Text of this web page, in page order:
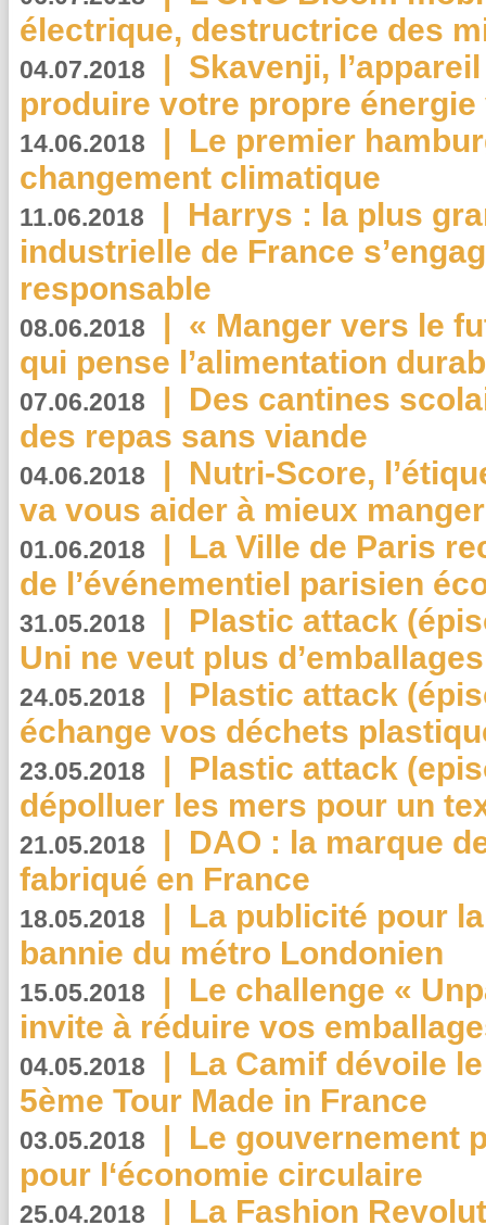
électrique, destructrice des
04.07.2018 | Skavenji,
produire votre propre
14.06.2018 | Le premier
changement climatique
11.06.2018 | Harrys : la plus
industrielle de France
responsable
08.06.2018 | « Manger vers le
qui pense l’alimentation
07.06.2018 | Des cantines
des repas sans viande
04.06.2018 | Nutri-Score,
va vous aider à mieux
01.06.2018 | La Ville de Paris
de l’événementiel parisien
31.05.2018 | Plastic attack
Uni ne veut plus
24.05.2018 | Plastic attack
échange vos déchets
23.05.2018 | Plastic attack
dépolluer les mers pour un
21.05.2018 | DAO : la marque
fabriqué en France
18.05.2018 | La publicité pour
bannie du métro Londonien
15.05.2018 | Le challenge «
invite à réduire vos
04.05.2018 | La Camif dévoile
5ème Tour Made in France
03.05.2018 | Le gouvernement
pour l‘économie circulaire
25.04.2018 | La Fashion